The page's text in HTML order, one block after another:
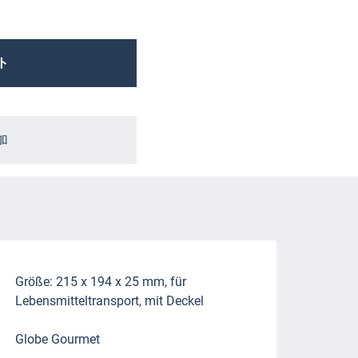
Größe: 215 x 194 x 25 mm, für
Lebensmitteltransport, mit Deckel
Globe Gourmet